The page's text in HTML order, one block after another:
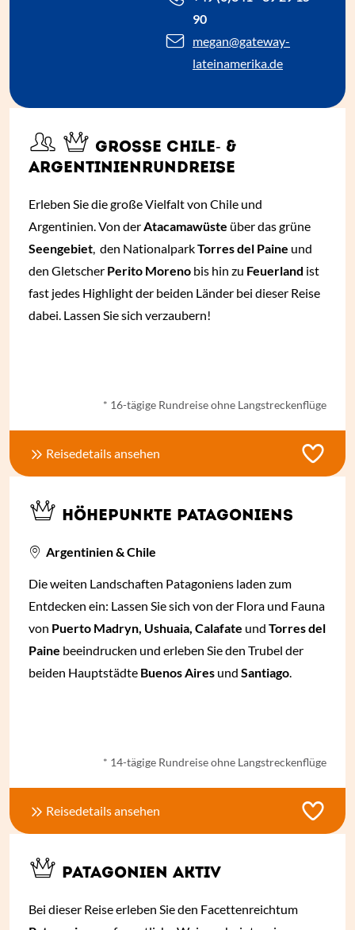
90
megan@gateway-
lateinamerika.de
GROSSE CHILE- & A
RGENTINIENRUNDREISE
Erleben Sie die große Vielfalt von Chile und
Argentinien. Von derAtacamawüste über das grüne
Seengebiet, den NationalparkTorres del Paine und
den Gletscher Perito Moreno bis hin zu Feuerland ist
fast jedes Highlight der beiden Länder bei dieser Reise
dabei. Lassen Sie sich verzaubern!
* 16-tägige Rundreise ohne Langstreckenflüge
Reisedetails ansehen
HÖHEPUNKTE PATAGONIENS
Argentinien & Chile
Die weiten Landschaften Patagoniens laden zum
Entdecken ein: Lassen Sie sich von der Flora und Fauna
von Puerto Madryn, Ushuaia, Calafate und Torres del
Paine beeindrucken und erleben Sie den Trubel der
beiden Hauptstädte Buenos Aires und Santiago.
* 14-tägige Rundreise ohne Langstreckenflüge
Reisedetails ansehen
PATAGONIEN AKTIV
Bei dieser Reise erleben Sie den Facettenreichtum